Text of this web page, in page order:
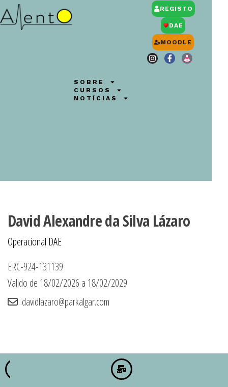
SOBRE
CURSOS
NOTÍCIAS
REGISTO
DAE
MOODLE
David Alexandre da Silva Lázaro
Operacional DAE
ERC-924-131139
Valido de 18/02/2026 a 18/02/2029
davidlazaro@parkalgar.com